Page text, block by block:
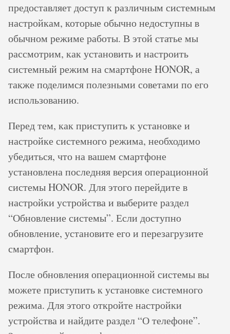
предоставляет доступ к различным системным
настройкам, которые обычно недоступны в
обычном режиме работы. В этой статье мы
рассмотрим, как установить и настроить
системный режим на смартфоне HONOR, а
также поделимся полезными советами по его
использованию.
Перед тем, как приступить к установке и
настройке системного режима, необходимо
убедиться, что на вашем смартфоне
установлена последняя версия операционной
системы HONOR. Для этого перейдите в
настройки устройства и выберите раздел
“Обновление системы”. Если доступно
обновление, установите его и перезагрузите
смартфон.
После обновления операционной системы вы
можете приступить к установке системного
режима. Для этого откройте настройки
устройства и найдите раздел “О телефоне”.